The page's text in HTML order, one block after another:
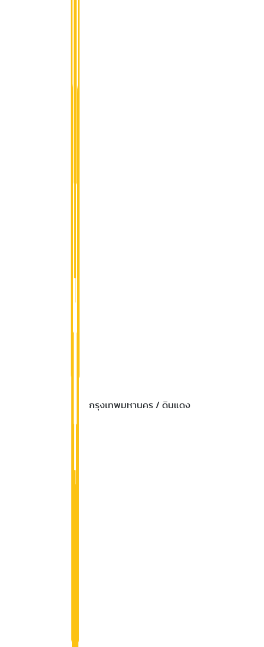
กรุงเทพมหานคร / ดินแดง